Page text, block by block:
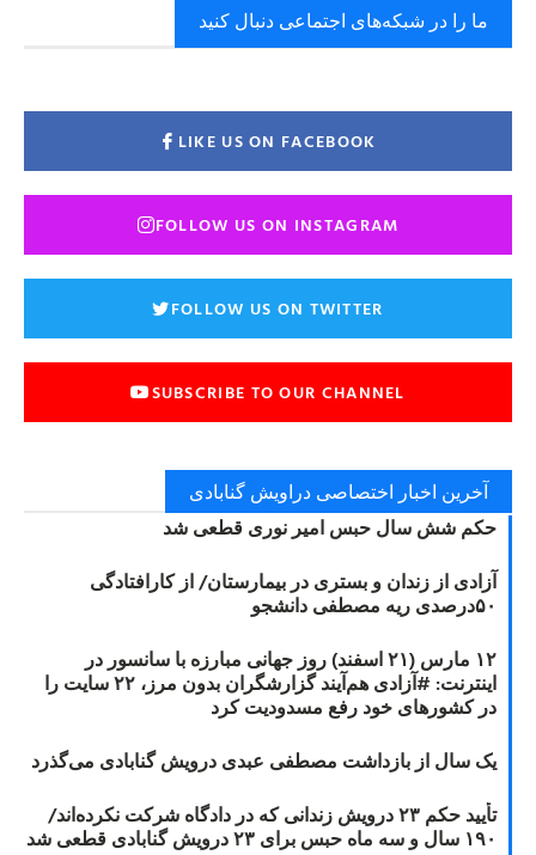
ما را در شبکه‌های اجتماعی دنبال کنید
LIKE US ON FACEBOOK
FOLLOW US ON INSTAGRAM
FOLLOW US ON TWITTER
SUBSCRIBE TO OUR CHANNEL
آخرین اخبار اختصاصی دراویش گنابادی
حکم شش سال حبس امیر نوری قطعی شد
آزادی از زندان و بستری در بیمارستان/ از کارافتادگی
۵۰درصدی ریه مصطفی دانشجو
۱۲ مارس (۲۱ اسفند) روز جهانی مبارزه با سانسور در
اینترنت: #آزادی هم‌آیند گزارشگران‌ بدون مرز، ۲۲ سایت را
در کشورهای خود رفع مسدودیت کرد
یک سال از بازداشت مصطفی عبدی درویش گنابادی می‌گذرد
تأیید حکم ۲۳ درویش زندانی که در دادگاه شرکت نکرده‌اند/
۱۹۰ سال و سه ماه حبس برای ۲۳ درویش گنابادی قطعی شد